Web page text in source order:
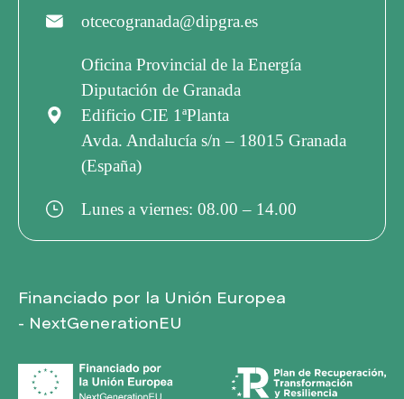
otcecogranada@dipgra.es
Oficina Provincial de la Energía
Diputación de Granada
Edificio CIE 1ªPlanta
Avda. Andalucía s/n – 18015 Granada
(España)
Lunes a viernes: 08.00 – 14.00
Financiado por la Unión Europea
- NextGenerationEU